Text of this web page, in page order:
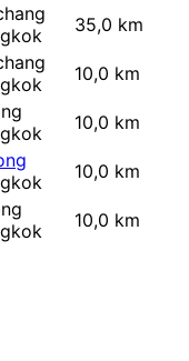
35,0 km
10,0 km
10,0 km
10,0 km
10,0 km